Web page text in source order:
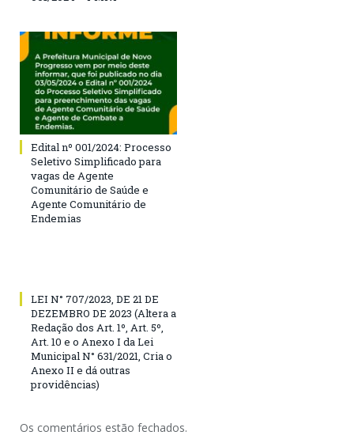
Edital nº 001/2024: Processo
Seletivo Simplificado para
vagas de Agente
Comunitário de Saúde e
Agente Comunitário de
Endemias
LEI N° 707/2023, DE 21 DE
DEZEMBRO DE 2023 (Altera a
Redação dos Art. 1º, Art. 5º,
Art. 10 e o Anexo I da Lei
Municipal N° 631/2021, Cria o
Anexo II e dá outras
providências)
Os comentários estão fechados.